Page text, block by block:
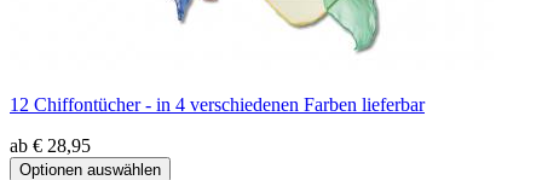
12 Chiffontücher - in 4 verschiedenen Farben lieferbar
ab € 28,95